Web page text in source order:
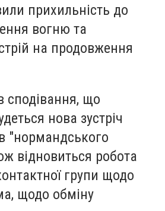
прихильність до
вогню та
на продовження
сподівання, що
нова зустріч
"нормандського
відновиться робота
групи щодо
щодо обміну